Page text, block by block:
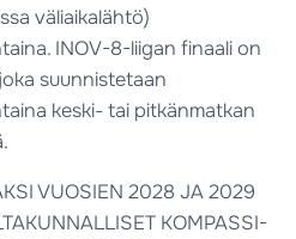
väliaikalähtö)
INOV-8-liigan finaali on
suunnistetaan
keski- tai pitkänmatkan
VUOSIEN 2028 JA 2029
KOMPASSI-